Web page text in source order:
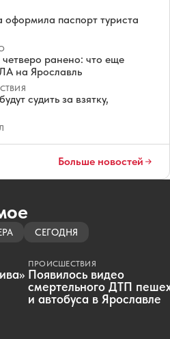
паспорт туриста
ранено: что еще
на Ярославль
судить за взятку,
Больше новостей
СЕГОДНЯ
ПРОИСШЕСТВИЯ
Появилось видео
смертельного ДТП
и автобуса в Ярославле